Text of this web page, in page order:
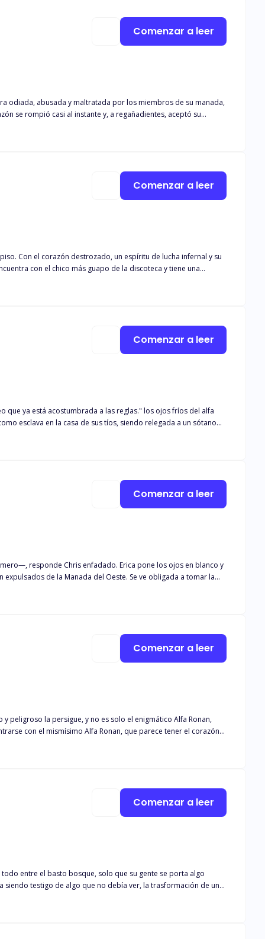
se rompió casi al instante y, a regañadientes, aceptó su
pareció apiadarse de ella y le reveló que su pareja de segunda
que conoce por completo?
Comenzar a leer
Con el corazón destrozado, un espíritu de lucha infernal y su
con el chico más guapo de la discoteca y tiene una
encontrarse con él el fin de semana siguiente mientras sale con
Comenzar a leer
que ya está acostumbrada a las reglas." los ojos fríos del alfa
la cual se le prohíbe estudiar y vivir literalmente. La vida
Comenzar a leer
Manada Norte, Erica es consciente de lo crueles que pueden
Comenzar a leer
peligroso la persigue, y no es solo el enigmático Alfa Ronan,
con el mismísimo Alfa Ronan, que parece tener el corazón
Comenzar a leer
entre el basto bosque, solo que su gente se porta algo
siendo testigo de algo que no debía ver, la trasformación de un
Comenzar a leer